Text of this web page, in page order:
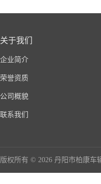
关于我们
企业简介
荣誉资质
公司概貌
联系我们
版权所有 © 2026 丹阳市柏康车